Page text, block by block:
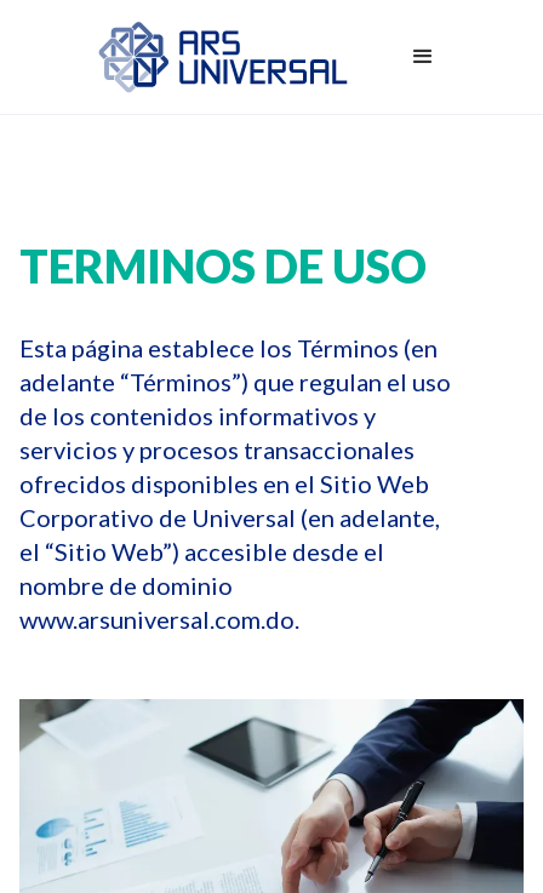
TERMINOS DE USO
Esta página establece los Términos (en
adelante “Términos”) que regulan el uso
de los contenidos informativos y
servicios y procesos transaccionales
ofrecidos disponibles en el Sitio Web
Corporativo de Universal (en adelante,
el “Sitio Web”) accesible desde el
nombre de dominio
www.arsuniversal.com.do.